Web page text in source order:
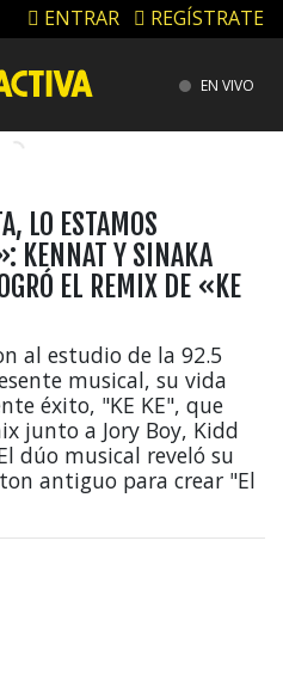
ENTRAR REGÍSTRATE
EN VIVO
LO ESTAMOS
KENNAT Y SINAKA
EL REMIX DE «KE
al estudio de la 92.5
musical, su vida
éxito, "KE KE", que
junto a Jory Boy, Kidd
dúo musical reveló su
antiguo para crear "El